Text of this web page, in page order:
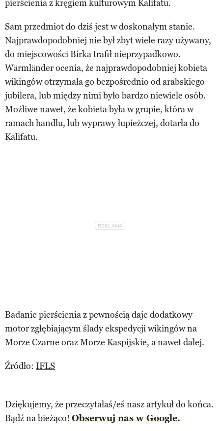
pierścienia z kręgiem kulturowym Kalifatu.
Sam przedmiot do dziś jest w doskonałym stanie.
Najprawdopodobniej nie był zbyt wiele razy używany,
do miejscowości Birka trafił nieprzypadkowo.
Wärmländer ocenia, że najprawdopodobniej kobieta
wikingów otrzymała go bezpośrednio od arabskiego
jubilera, lub między nimi było bardzo niewiele osób.
Możliwe nawet, że kobieta była w grupie, która w
ramach handlu, lub wyprawy łupieżczej, dotarła do
Kalifatu.
Badanie pierścienia z pewnością daje dodatkowy
motor zgłębiającym ślady ekspedycji wikingów na
Morze Czarne oraz Morze Kaspijskie, a nawet dalej.
Źródło: IFLS
Dziękujemy, że przeczytałaś/eś nasz artykuł do końca.
Bądź na bieżąco! Obserwuj nas w Google.